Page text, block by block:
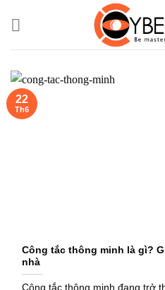
Công tắc thông minh là gì?
nhà
Công tắc thông minh đang trở
22
Th6